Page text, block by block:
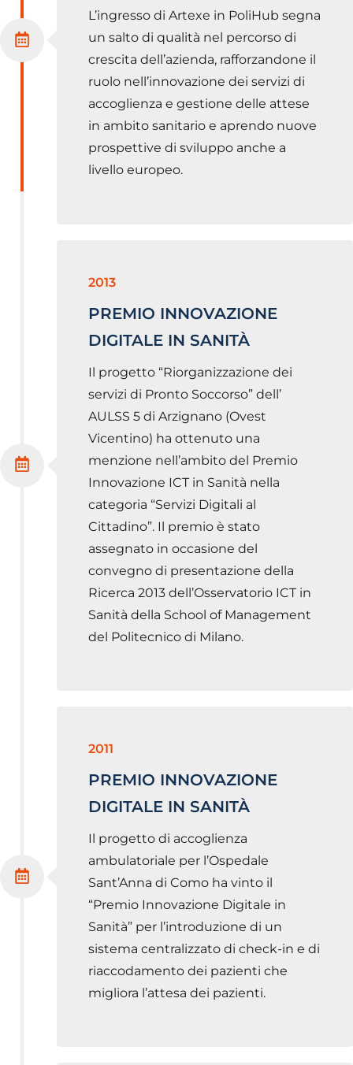
L’ingresso di Artexe in PoliHub segna
un salto di qualità nel percorso di
crescita dell’azienda, rafforzandone il
ruolo nell’innovazione dei servizi di
accoglienza e gestione delle attese
in ambito sanitario e aprendo nuove
prospettive di sviluppo anche a
livello europeo.
2013
PREMIO INNOVAZIONE
DIGITALE IN SANITÀ
Il progetto “Riorganizzazione dei
servizi di Pronto Soccorso” dell’
AULSS 5 di Arzignano (Ovest
Vicentino) ha ottenuto una
menzione nell’ambito del Premio
Innovazione ICT in Sanità nella
categoria “Servizi Digitali al
Cittadino”. Il premio è stato
assegnato in occasione del
convegno di presentazione della
Ricerca 2013 dell’Osservatorio ICT in
Sanità della School of Management
del Politecnico di Milano.
2011
PREMIO INNOVAZIONE
DIGITALE IN SANITÀ
Il progetto di accoglienza
ambulatoriale per l’Ospedale
Sant’Anna di Como ha vinto il
“Premio Innovazione Digitale in
Sanità” per l’introduzione di un
sistema centralizzato di check-in e di
riaccodamento dei pazienti che
migliora l’attesa dei pazienti.